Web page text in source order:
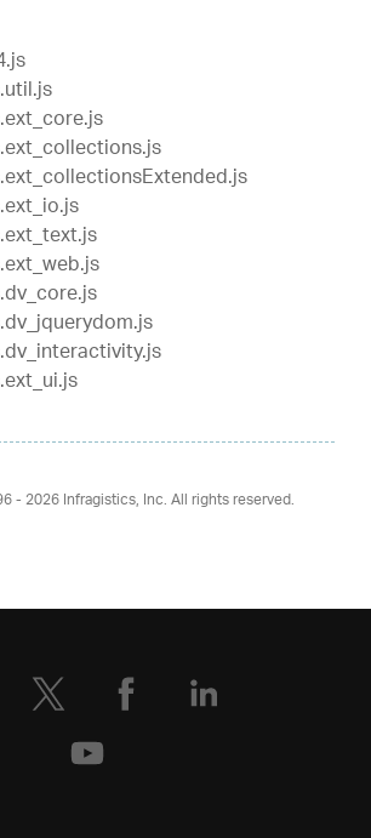
- 2026Infragistics, Inc. All rights reserved.